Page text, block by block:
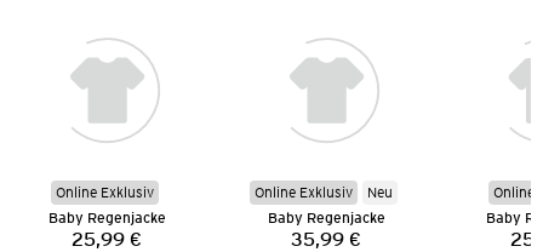
Online Exklusiv
Baby Regenjacke
25,99 €
Online Exklusiv
Neu
Baby Regenjacke
35,99 €
Online
Baby